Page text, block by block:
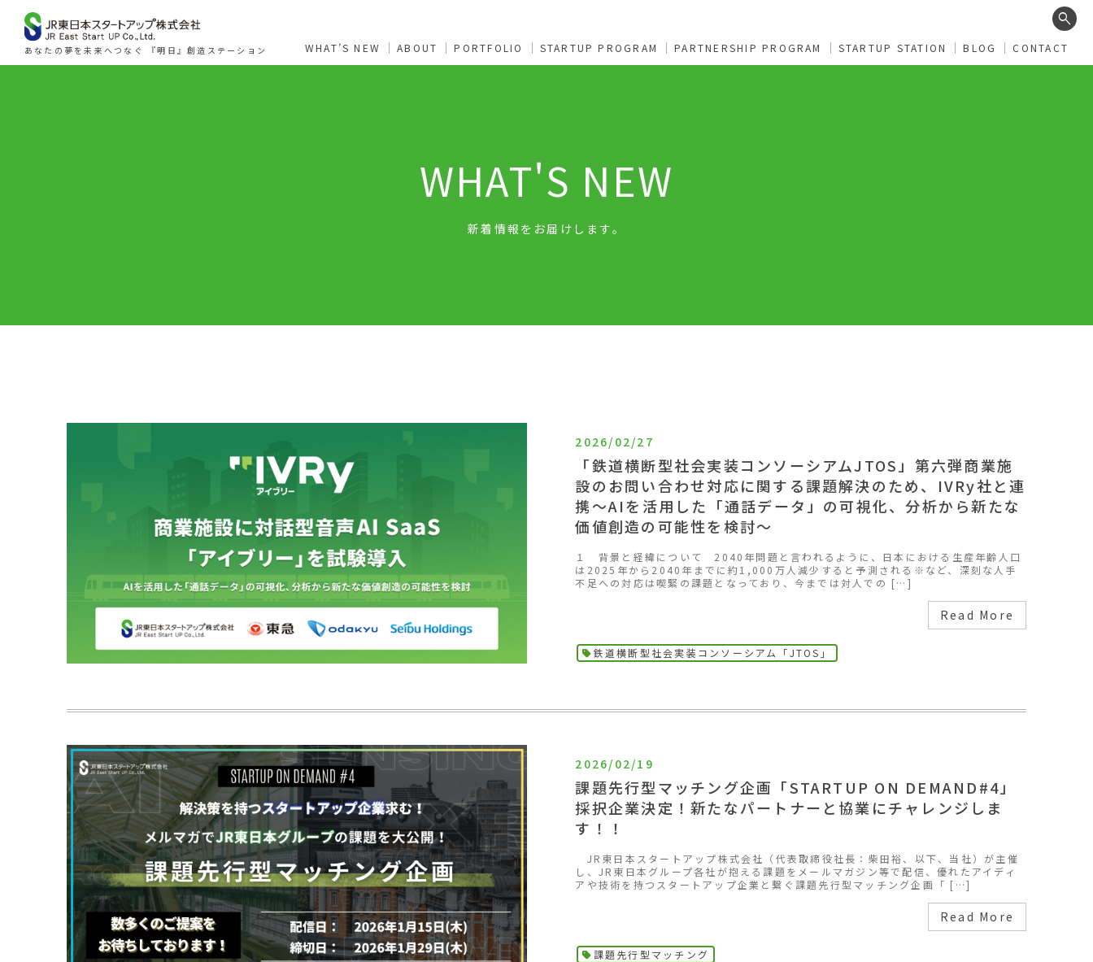
あなたの夢を未来へつなぐ 『明日』創造ステーション
search
WHAT’S NEW ABOUT PORTFOLIO STARTUP PROGRAM PARTNERSHIP PROGRAM STARTUP STATION BLOG CONTACT
WHAT'S NEW
新着情報をお届けします。
2026/02/27
「鉄道横断型社会実装コンソーシアムJTOS」第六弾商業施
設のお問い合わせ対応に関する課題解決のため、IVRy社と連
携～AIを活用した「通話データ」の可視化、分析から新たな
価値創造の可能性を検討～
１ 背景と経緯について 2040年問題と言われるように、日本における生産年齢人口
は2025年から2040年までに約1,000万人減少すると予測される※など、深刻な人手
不足への対応は喫緊の課題となっており、今までは対人での […]
Read More
鉄道横断型社会実装コンソーシアム「JTOS」
2026/02/19
課題先行型マッチング企画「STARTUP ON DEMAND#4」
採択企業決定！新たなパートナーと協業にチャレンジしま
す！！
JR東日本スタートアップ株式会社（代表取締役社長：柴田裕、以下、当社）が主催
し、JR東日本グループ各社が抱える課題をメールマガジン等で配信、優れたアイディ
アや技術を持つスタートアップ企業と繋ぐ課題先行型マッチング企画「 […]
Read More
課題先行型マッチング